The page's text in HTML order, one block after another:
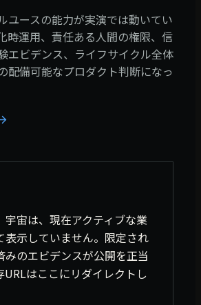
ユースの能力が実演では動いてい
時運用、責任ある人間の権限、信
エビデンス、ライフサイクル全体
配備可能なプロダクト判断になっ
宇宙は、現在アクティブな業
表示していません。限定され
みのエビデンスが公開を正当
はここにリダイレクトし